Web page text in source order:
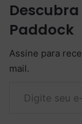
Paddock
Assine para
mail.